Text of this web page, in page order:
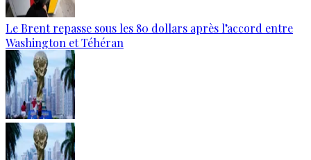
Le Brent repasse sous les 80 dollars après l’accord entre
Washington et Téhéran